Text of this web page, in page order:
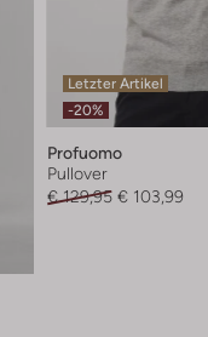
Letzter Artikel
-20%
Profuomo
Pullover
€ 129,95 € 103,99